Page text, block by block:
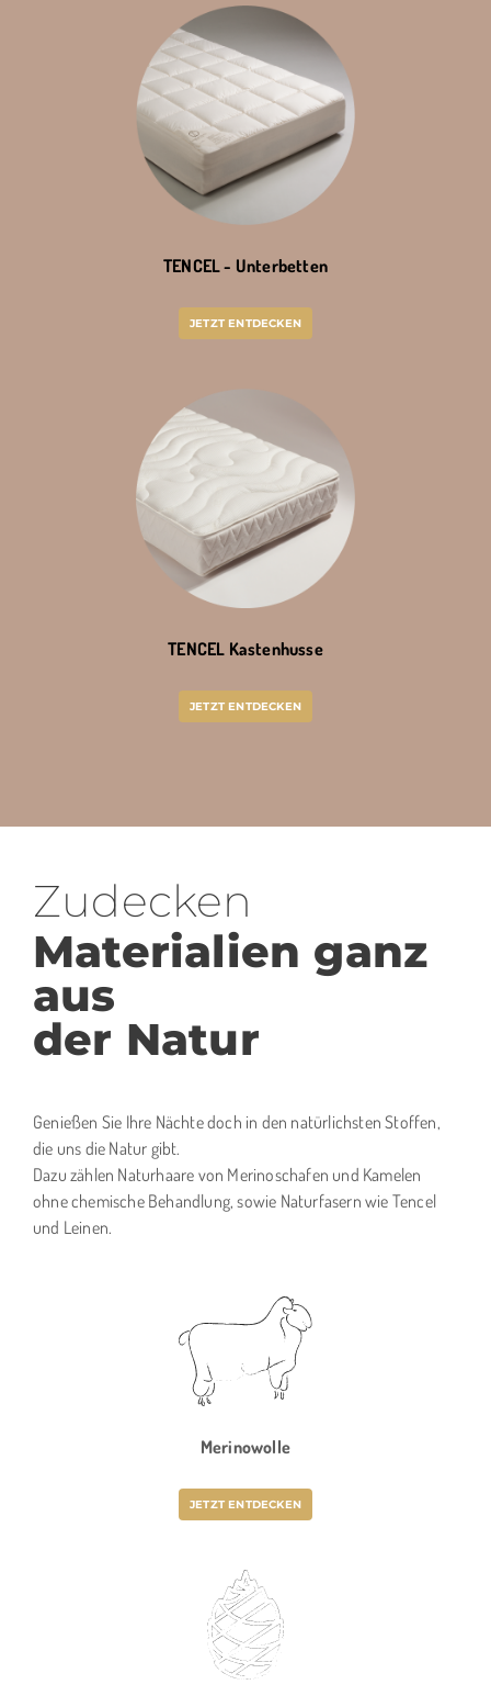
TENCEL - Unterbetten
JETZT ENTDECKEN
TENCEL Kastenhusse
JETZT ENTDECKEN
Zudecken
Materialien ganz
aus
der Natur
Genießen Sie Ihre Nächte doch in den natürlichsten Stoffen,
die uns die Natur gibt.
Dazu zählen Naturhaare von Merinoschafen und Kamelen
ohne chemische Behandlung, sowie Naturfasern wie Tencel
und Leinen.
Merinowolle
JETZT ENTDECKEN